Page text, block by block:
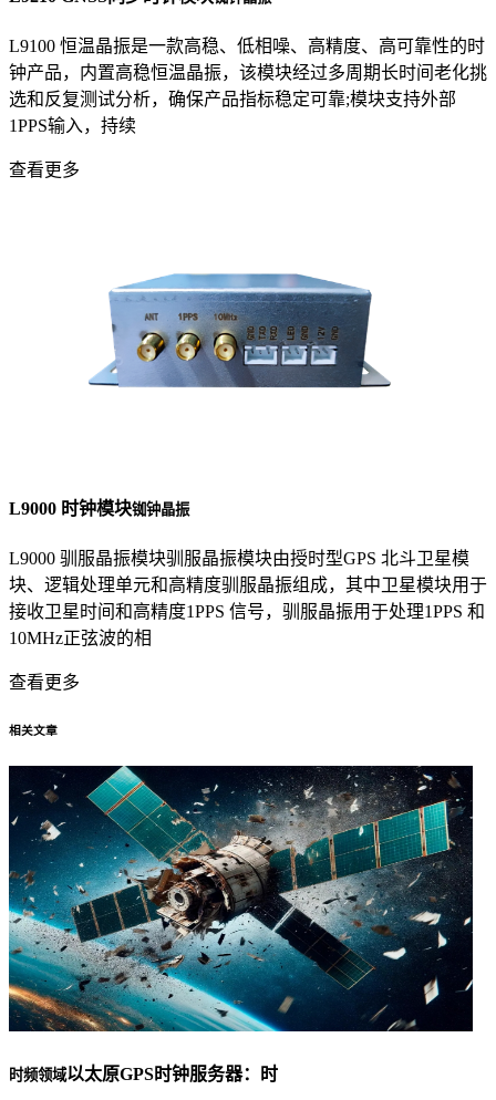
L9100 恒温晶振是一款高稳、低相噪、高精度、高可靠性的时
钟产品，内置高稳恒温晶振，该模块经过多周期长时间老化挑
选和反复测试分析，确保产品指标稳定可靠;模块支持外部
1PPS输入，持续
查看更多
L9000 时钟模块铷钟晶振
L9000 驯服晶振模块驯服晶振模块由授时型GPS 北斗卫星模
块、逻辑处理单元和高精度驯服晶振组成，其中卫星模块用于
接收卫星时间和高精度1PPS 信号，驯服晶振用于处理1PPS 和
10MHz正弦波的相
查看更多
相关文章
时频领域以太原GPS时钟服务器：时